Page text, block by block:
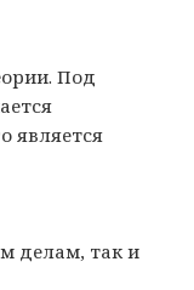
Под
является
делам, так и